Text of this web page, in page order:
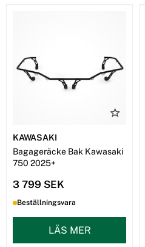
KAWASAKI
Bagageräcke Bak Kawasaki
750 2025+
3 799 SEK
Beställningsvara
LÄS MER